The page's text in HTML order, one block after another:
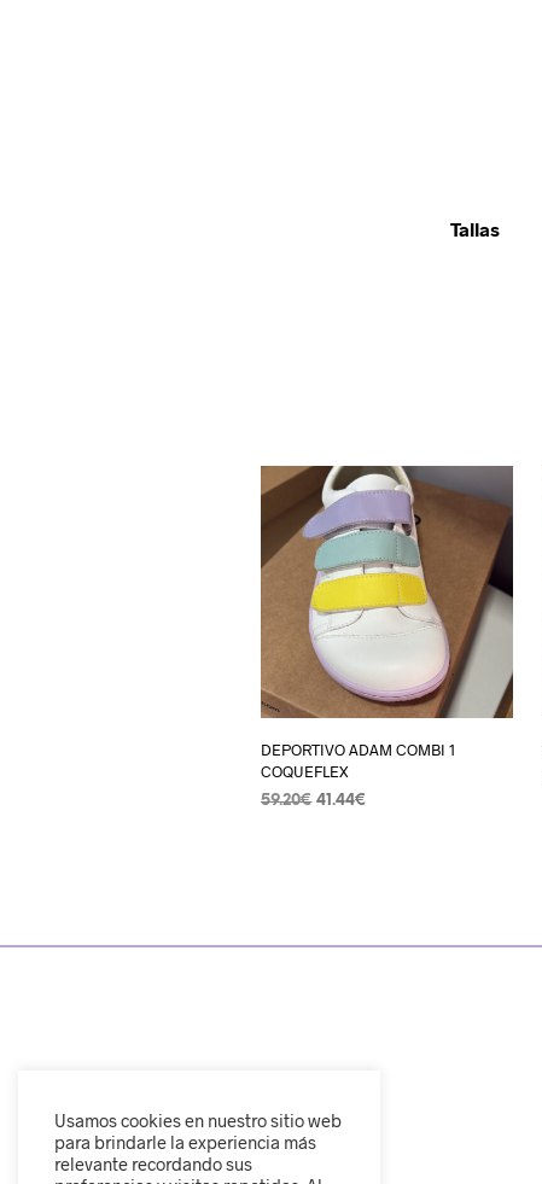
Tallas
DEPORTIVO ADAM COMBI 1
COQUEFLEX
59.20€ 41.44€
Usamos cookies en nuestro sitio web
para brindarle la experiencia más
relevante recordando sus